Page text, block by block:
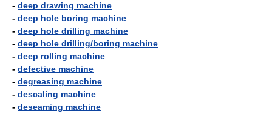
- deep drawing machine
- deep hole boring machine
- deep hole drilling machine
- deep hole drilling/boring machine
- deep rolling machine
- defective machine
- degreasing machine
- descaling machine
- deseaming machine